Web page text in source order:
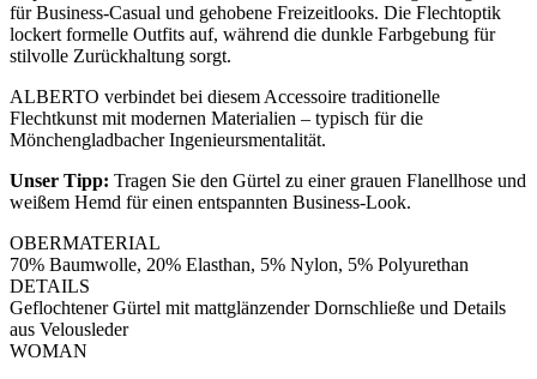
für Business-Casual und gehobene Freizeitlooks. Die Flechtoptik
lockert formelle Outfits auf, während die dunkle Farbgebung für
stilvolle Zurückhaltung sorgt.
ALBERTO verbindet bei diesem Accessoire traditionelle
Flechtkunst mit modernen Materialien – typisch für die
Mönchengladbacher Ingenieursmentalität.
Unser Tipp: Tragen Sie den Gürtel zu einer grauen Flanellhose und
weißem Hemd für einen entspannten Business-Look.
OBERMATERIAL
70% Baumwolle, 20% Elasthan, 5% Nylon, 5% Polyurethan
DETAILS
Geflochtener Gürtel mit mattglänzender Dornschließe und Details
aus Velousleder
WOMAN